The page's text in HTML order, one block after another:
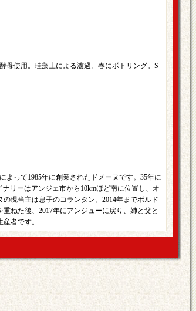
母使用。珪藻土による濾過。春にボトリング。S
よって1985年に創業されたドメーヌです。35年に
リーはアンジェ市から10kmほど南に位置し、オ
現当主は息子のコランタン。2014年までボルド
ねた後、2017年にアンジューに戻り、姉と父と
者です。